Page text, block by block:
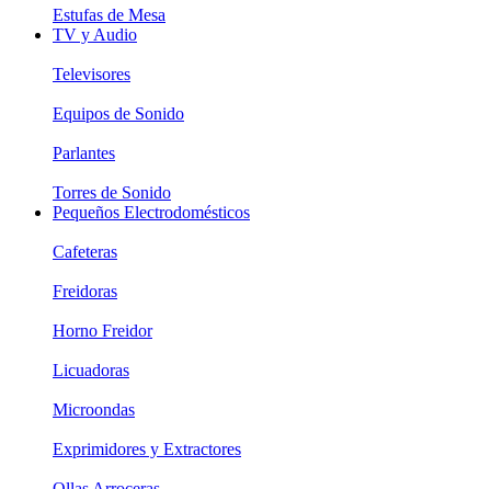
Estufas de Mesa
TV y Audio
Televisores
Equipos de Sonido
Parlantes
Torres de Sonido
Pequeños Electrodomésticos
Cafeteras
Freidoras
Horno Freidor
Licuadoras
Microondas
Exprimidores y Extractores